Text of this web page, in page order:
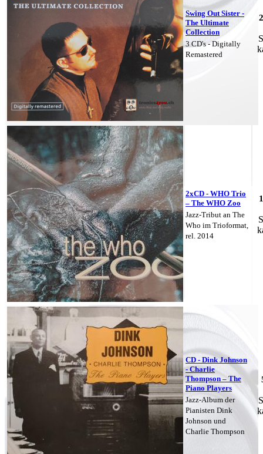
Swing Out Sister -
The Ultimate
Collection
3 CD's - Digitally
Remastered
2xCD - WHO Trio
– The WHO Zoo
Jazz-Tribut an The
Who im Trioformat,
rel. 2014
CD - Dink Johnson
- Charlie
Thompson – The
Piano Players
Jazz-Album der
Pianisten Dink
Johnson und
Charlie Thompson